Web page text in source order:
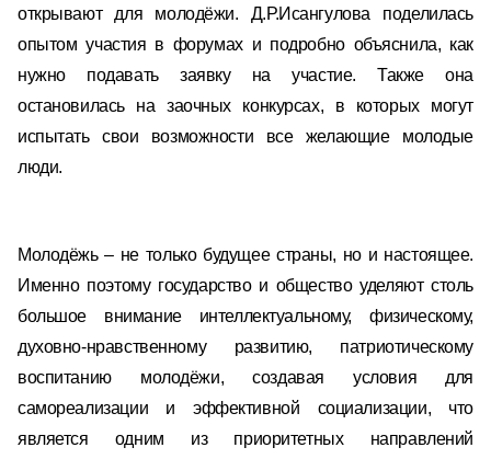
открывают для молодёжи. Д.Р.Исангулова поделилась
опытом участия в форумах и подробно объяснила, как
нужно подавать заявку на участие. Также она
остановилась на заочных конкурсах, в которых могут
испытать свои возможности все желающие молодые
люди.
Молодёжь – не только будущее страны, но и настоящее.
Именно поэтому государство и общество уделяют столь
большое внимание интеллектуальному, физическому,
духовно-нравственному развитию, патриотическому
воспитанию молодёжи, создавая условия для
самореализации и эффективной социализации, что
является одним из приоритетных направлений